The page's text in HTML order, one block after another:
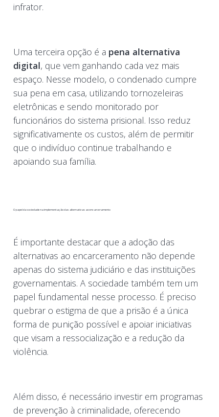
infrator.
Uma terceira opção é a pena alternativa
digital, que vem ganhando cada vez mais
espaço. Nesse modelo, o condenado cumpre
sua pena em casa, utilizando tornozeleiras
eletrônicas e sendo monitorado por
funcionários do sistema prisional. Isso reduz
significativamente os custos, além de permitir
que o indivíduo continue trabalhando e
apoiando sua família.
O papel da sociedade na implementação das alternativas ao encarceramento
É importante destacar que a adoção das
alternativas ao encarceramento não depende
apenas do sistema judiciário e das instituições
governamentais. A sociedade também tem um
papel fundamental nesse processo. É preciso
quebrar o estigma de que a prisão é a única
forma de punição possível e apoiar iniciativas
que visam a ressocialização e a redução da
violência.
Além disso, é necessário investir em programas
de prevenção à criminalidade, oferecendo